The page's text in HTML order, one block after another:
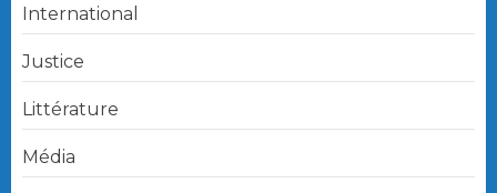
International
Justice
Littérature
Média